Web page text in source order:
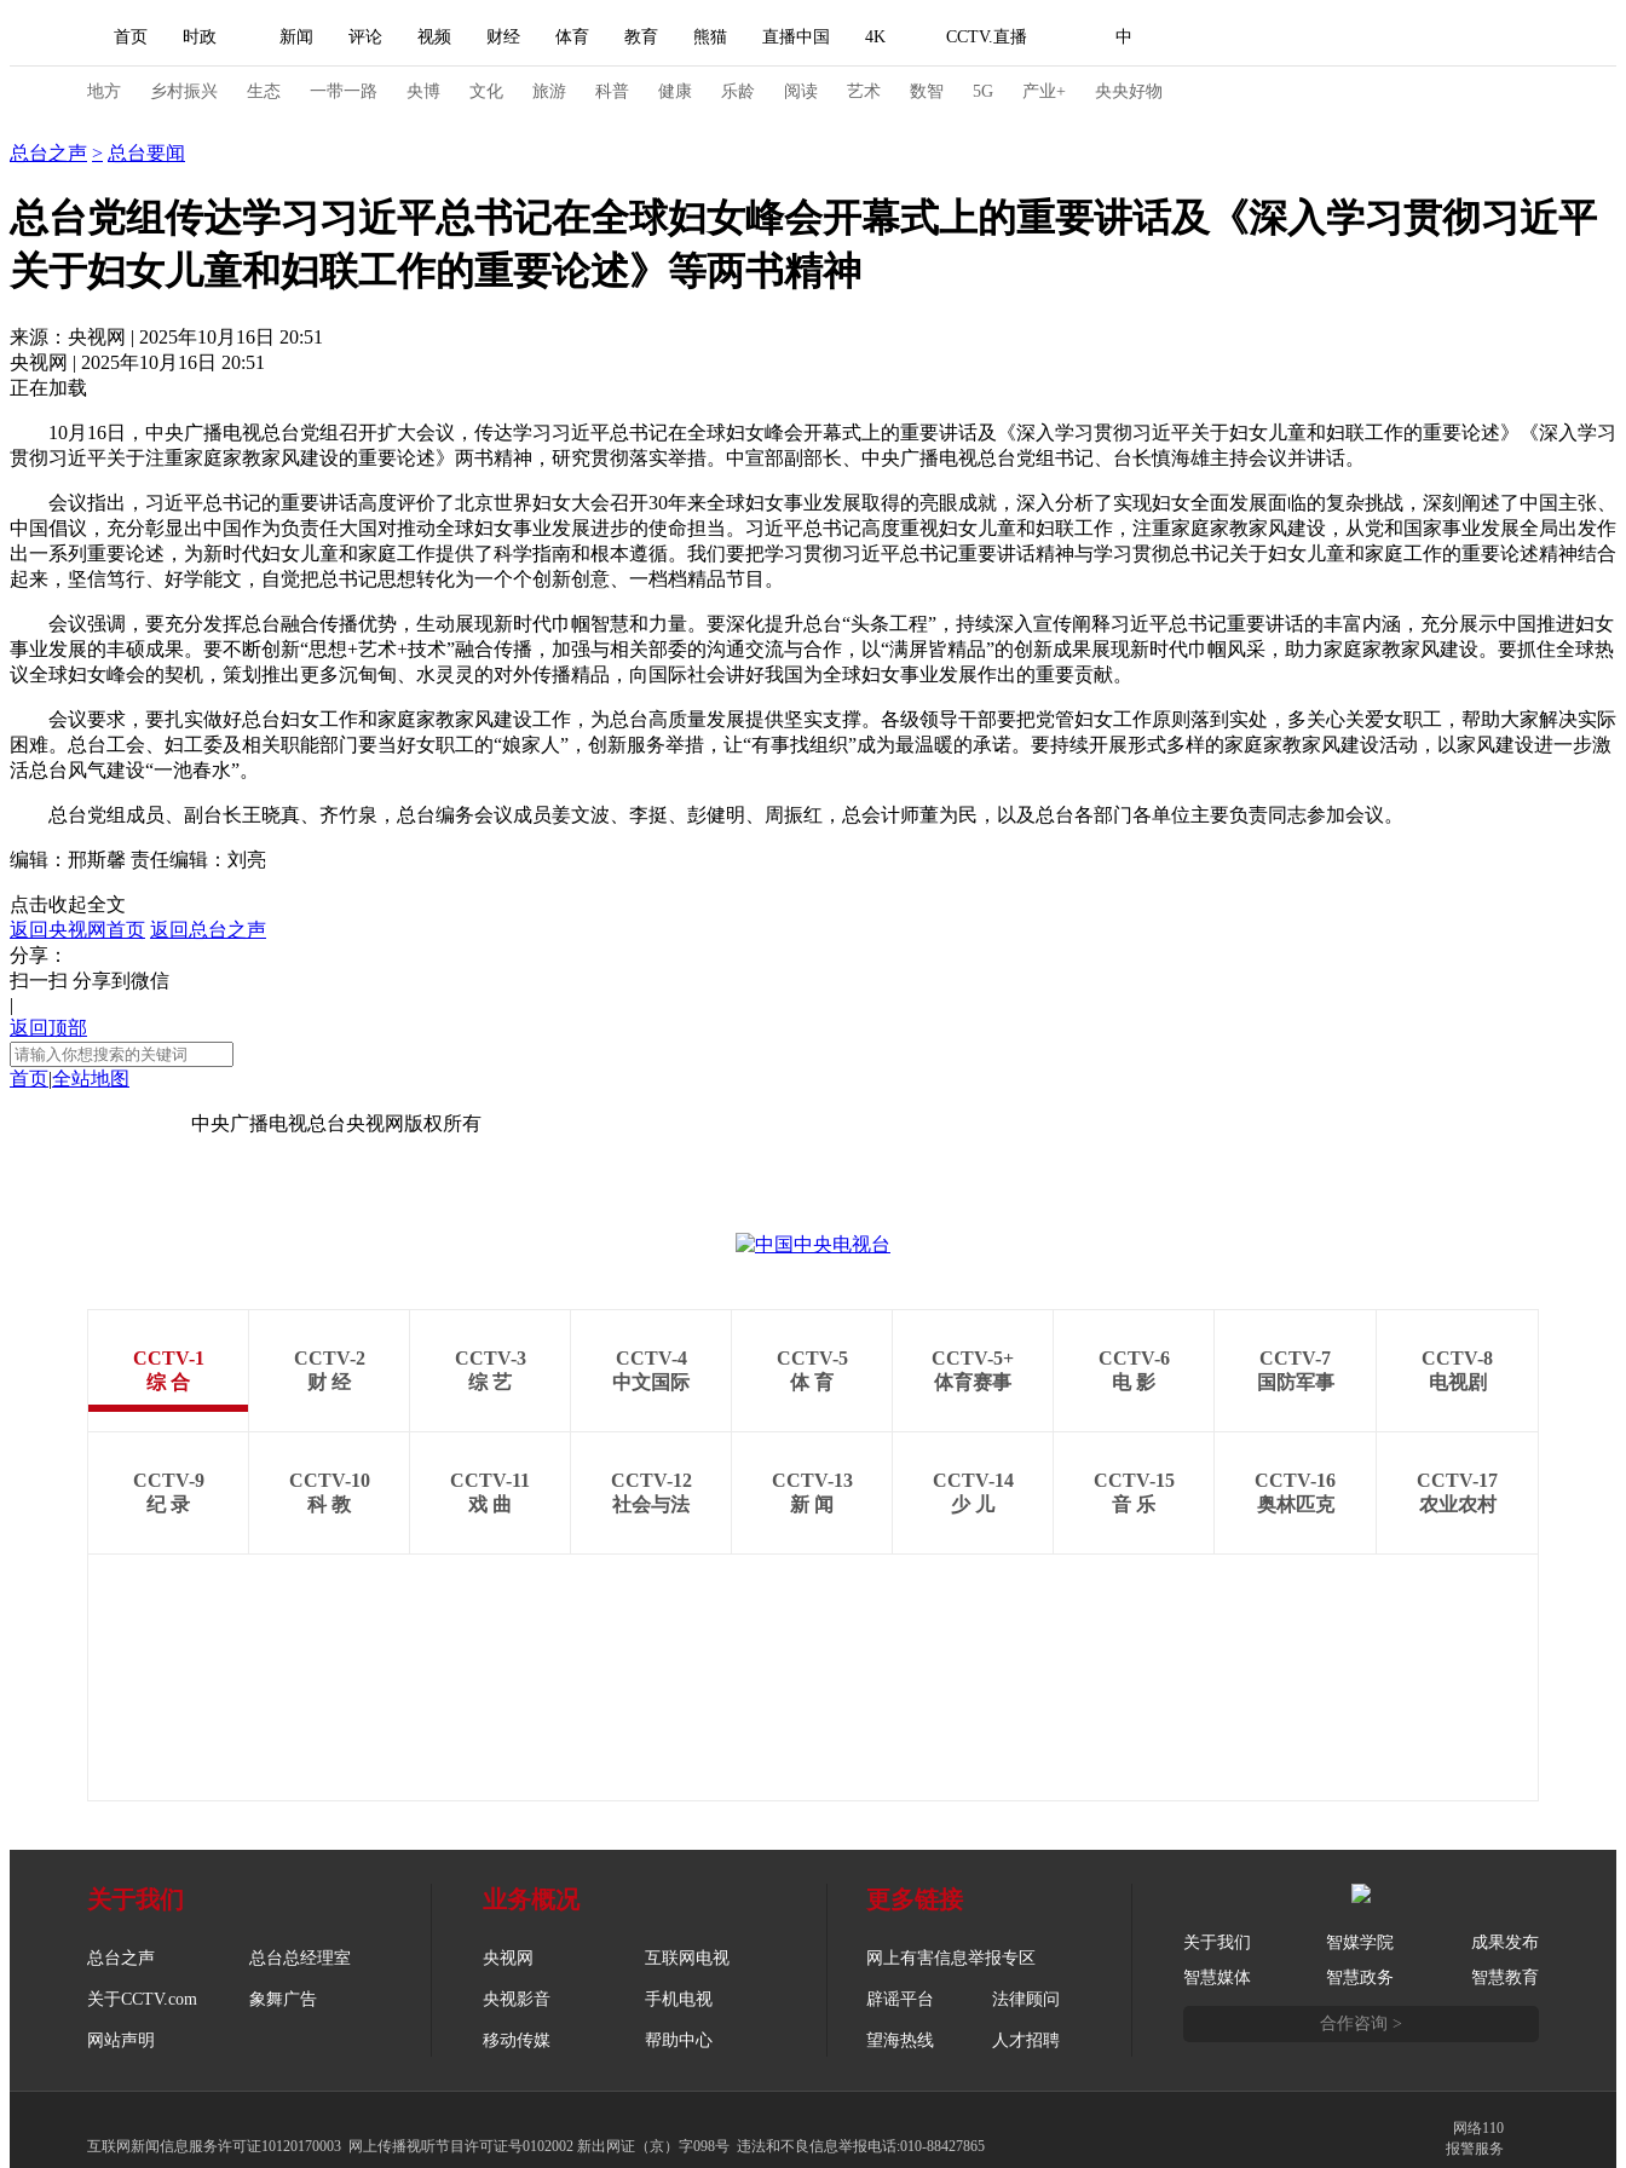
首页 时政 新闻 评论 视频 财经 体育 教育 熊猫 直播中国 4K CCTV.直播 中
人民领袖习近平 中国领导人 央视快评 习式妙语 热解读 天天学习
直播 栏目大全 节目单 听音 微视频 主持人 下载央视影音
海外频道 iPanda English Монгол
地方 乡村振兴 生态 一带一路 央博 文化 旅游 科普 健康 乐龄 阅读 艺术 数智 5G 产业+ 央央好物
新闻 国内 国际 评论 经济 军事 科技 法治 文娱 人物 公益
视频 小央视频
现场 前线 比划 快看 蓝海中国 新兵请入列 人生第一次 人生第二次
VIP会员 CCTV奥林匹克频道 生活体育大会 体育江湖 文化体育 冰雪道路 足球道路
财经 教育 乡村振兴 生态环境 一带一路 央博 非遗 文化
大国智造 大国展会 大国保险 云顶对话 云起 超级工厂 智敬中国 全民健康 颜选攻略 海洋 时尚 天气 才艺 网展 央央好物
CCTV.节目官网
总台之声 > 总台要闻
总台党组传达学习习近平总书记在全球妇女峰会开幕式上的重要讲话及《深入学习贯彻习近平
关于妇女儿童和妇联工作的重要论述》等两书精神
来源：央视网 | 2025年10月16日 20:51
央视网 | 2025年10月16日 20:51
正在加载
10月16日，中央广播电视总台党组召开扩大会议，传达学习习近平总书记在全球妇女峰会开幕式上的重要讲话及《深入学习贯彻习近平关于妇女儿童和妇联工作的重要论述》《深入学习
贯彻习近平关于注重家庭家教家风建设的重要论述》两书精神，研究贯彻落实举措。中宣部副部长、中央广播电视总台党组书记、台长慎海雄主持会议并讲话。
会议指出，习近平总书记的重要讲话高度评价了北京世界妇女大会召开30年来全球妇女事业发展取得的亮眼成就，深入分析了实现妇女全面发展面临的复杂挑战，深刻阐述了中国主张、
中国倡议，充分彰显出中国作为负责任大国对推动全球妇女事业发展进步的使命担当。习近平总书记高度重视妇女儿童和妇联工作，注重家庭家教家风建设，从党和国家事业发展全局出发作
出一系列重要论述，为新时代妇女儿童和家庭工作提供了科学指南和根本遵循。我们要把学习贯彻习近平总书记重要讲话精神与学习贯彻总书记关于妇女儿童和家庭工作的重要论述精神结合
起来，坚信笃行、好学能文，自觉把总书记思想转化为一个个创新创意、一档档精品节目。
会议强调，要充分发挥总台融合传播优势，生动展现新时代巾帼智慧和力量。要深化提升总台“头条工程”，持续深入宣传阐释习近平总书记重要讲话的丰富内涵，充分展示中国推进妇女
事业发展的丰硕成果。要不断创新“思想+艺术+技术”融合传播，加强与相关部委的沟通交流与合作，以“满屏皆精品”的创新成果展现新时代巾帼风采，助力家庭家教家风建设。要抓住全球热
议全球妇女峰会的契机，策划推出更多沉甸甸、水灵灵的对外传播精品，向国际社会讲好我国为全球妇女事业发展作出的重要贡献。
会议要求，要扎实做好总台妇女工作和家庭家教家风建设工作，为总台高质量发展提供坚实支撑。各级领导干部要把党管妇女工作原则落到实处，多关心关爱女职工，帮助大家解决实际
困难。总台工会、妇工委及相关职能部门要当好女职工的“娘家人”，创新服务举措，让“有事找组织”成为最温暖的承诺。要持续开展形式多样的家庭家教家风建设活动，以家风建设进一步激
活总台风气建设“一池春水”。
总台党组成员、副台长王晓真、齐竹泉，总台编务会议成员姜文波、李挺、彭健明、周振红，总会计师董为民，以及总台各部门各单位主要负责同志参加会议。
编辑：邢斯馨 责任编辑：刘亮
点击收起全文
返回央视网首页 返回总台之声
分享：
扫一扫 分享到微信
|
返回顶部
首页|全站地图
中央广播电视总台央视网 版权所有
CCTV-1
综 合
CCTV-2
财 经
CCTV-3
综 艺
CCTV-4
中文国际
CCTV-5
体 育
CCTV-5+
体育赛事
CCTV-6
电 影
CCTV-7
国防军事
CCTV-8
电视剧
CCTV-9
纪 录
CCTV-10
科 教
CCTV-11
戏 曲
CCTV-12
社会与法
CCTV-13
新 闻
CCTV-14
少 儿
CCTV-15
音 乐
CCTV-16
奥林匹克
CCTV-17
农业农村
关于我们
总台之声 总台总经理室
关于CCTV.com 象舞广告
网站声明
业务概况
央视网 互联网电视
央视影音 手机电视
移动传媒 帮助中心
更多链接
网上有害信息举报专区
辟谣平台 法律顾问
望海热线 人才招聘
关于我们 智媒学院
成果发布
智慧媒体
智慧政务 智慧教育
合作咨询 >
互联网新闻信息服务许可证10120170003 网上传播视听节目许可证号0102002 新出网证（京）字098号 违法和不良信息举报电话:010-88427865
网络110
报警服务